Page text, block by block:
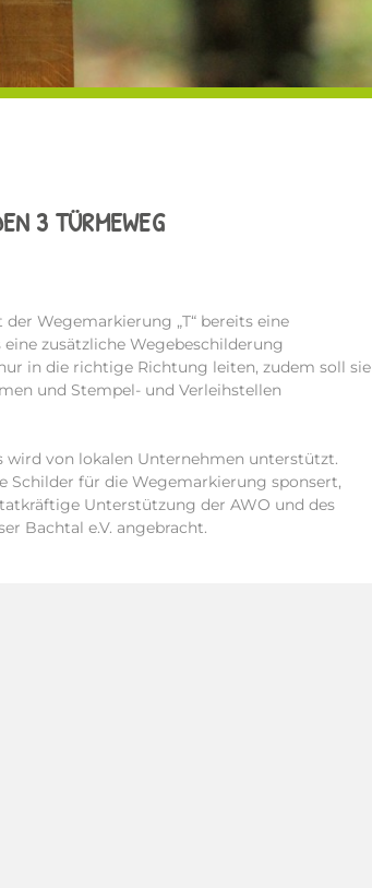
3 TÜRMEWEG
Wegemarkierung „T“ bereits eine
zusätzliche Wegebeschilderung
in die richtige Richtung leiten, zudem soll sie
und Stempel- und Verleihstellen
wird von lokalen Unternehmen unterstützt.
Schilder für die Wegemarkierung sponsert,
Unterstützung der AWO und des
Bachtal e.V. angebracht.